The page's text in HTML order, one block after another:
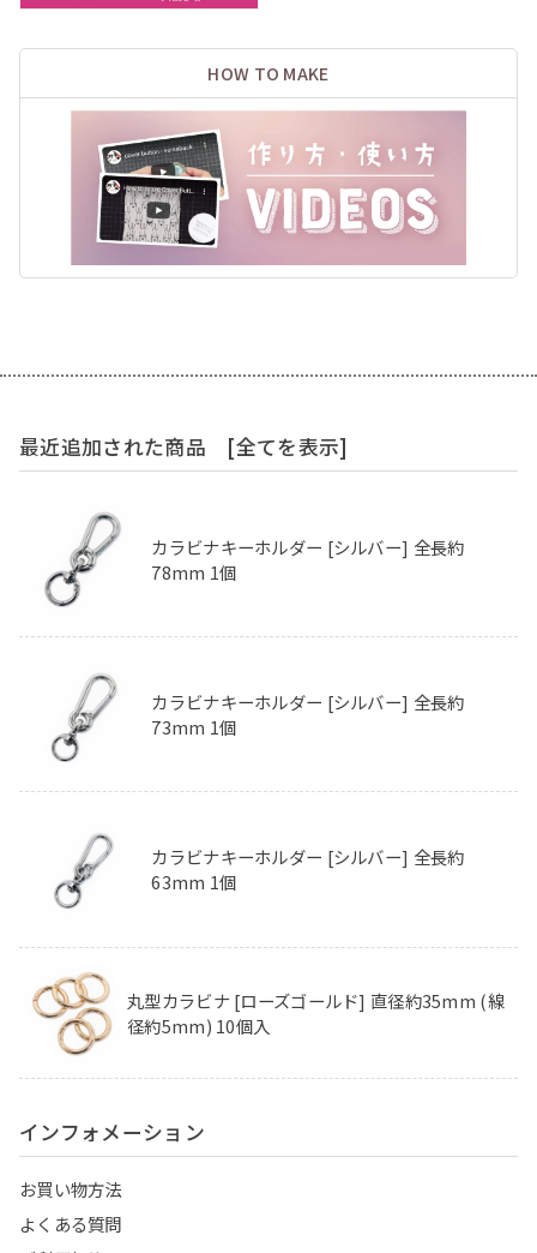
HOW TO MAKE
最近追加された商品 [全てを表示]
カラビナキーホルダー [シルバー] 全長約
78mm 1個
カラビナキーホルダー [シルバー] 全長約
73mm 1個
カラビナキーホルダー [シルバー] 全長約
63mm 1個
丸型カラビナ [ローズゴールド] 直径約35mm (線
径約5mm) 10個入
インフォメーション
お買い物方法
よくある質問